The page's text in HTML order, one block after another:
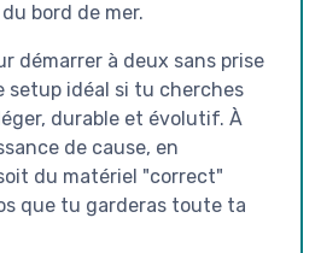
bord de mer.
démarrer à deux sans prise
setup idéal si tu cherches
durable et évolutif. À
de cause, en
du matériel "correct"
que tu garderas toute ta